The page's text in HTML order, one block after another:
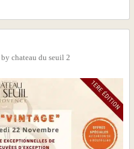
by chateau du seuil 2